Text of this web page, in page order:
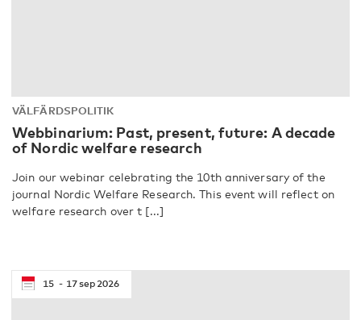
VÄLFÄRDSPOLITIK
Webbinarium: Past, present, future: A decade
of Nordic welfare research
Join our webinar celebrating the 10th anniversary of the
journal Nordic Welfare Research. This event will reflect on
welfare research over t [...]
15 17sep 2026